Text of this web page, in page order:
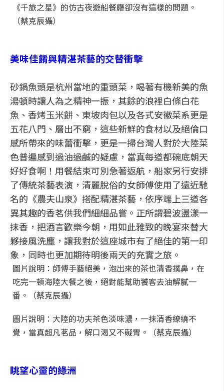
《千旅之星》的仿古夜遊船餐廳卻沒有這樣的問題。
（蔡克辰攝）
美味佳餚與精湛茶藝的交替衝擊
砂鍋魚頭是杭州當地的重頭菜，喝著有機新美的魚
湯頓時讓人為之精神一振，其餘的浪裡白條白花
魚、香烤玉米餅、東坡肉包以及各式安徽菜系更是
五花八門、層出不窮，這些新鮮的食材以及絕倫口
感所帶來的味蕾衝擊，更是一掃台灣人對於大陸菜
色普遍感到過油過鹹的疑慮，當真每道都碗底朝天
好好食啊！用餐結束可別急著返航，船家另行安排
了傳統茶藝表演，清麗脫俗的女師傅使用了遠近馳
名的《農夫山泉》搭配精湛茶藝，依序端上三道各
異其趣的香茗供我們細細品嘗。正所謂碧波盪漾一
抹香，把酒言歡樂今朝，用如此雅致的晚宴來替大
夥接風洗塵，讓我對於這座城市有了絕佳的第一印
象，同時也更加期待明後兩天的充實之旅。
圖片說明：師傅手藝絕美，泡出來的茶也清香撲鼻，在
吃完一頓海陸大餐之後，絕對能幫助饕客去油解膩一
番。（蔡克辰攝）
圖片說明：大陸的功夫茶色淡味濃，一抹清香繚繞不
覺，當真超凡茗品，解口渴又不礙胃。（蔡克辰攝）
眺望心靈的綠洲